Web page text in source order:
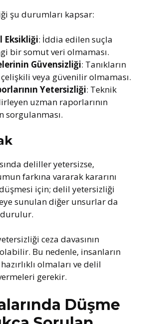
şu durumları kapsar:
Eksikliği: İddia edilen suçla
bir somut veri olmaması.
Güvensizliği: Tanıkların
veya güvenilir olmaması.
Yetersizliği: Teknik
uzman raporlarının
sorgulanması.
deliller yetersizse,
farkına vararak kararını
için; delil yetersizliği
sunulan diğer unsurlar da
ceza davasının
Bu nedenle, insanların
olmaları ve delil
gerekir.
Düşme